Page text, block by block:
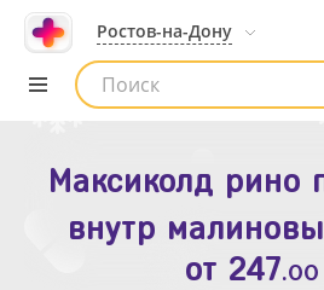
Ростов-на-Дону
Список аптек
Максиколд рино
внутр
от 247.00
Зодак таб.
от109.80